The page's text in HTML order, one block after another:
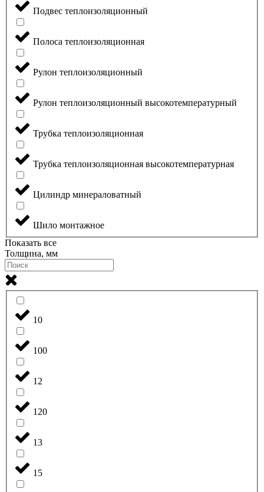
Подвес теплоизоляционный
Полоса теплоизоляционная
Рулон теплоизоляционный
Рулон теплоизоляционный высокотемпературный
Трубка теплоизоляционная
Трубка теплоизоляционная высокотемпературная
Цилиндр минераловатный
Шило монтажное
Показать все
Толщина, мм
10
100
12
120
13
15